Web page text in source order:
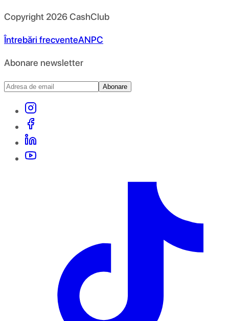
Copyright 2026CashClub
Întrebări frecventeANPC
Abonare newsletter
Abonare